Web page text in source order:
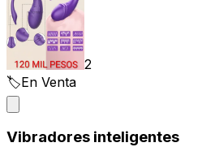
2
🏷️En Venta
Vibradores inteligentes